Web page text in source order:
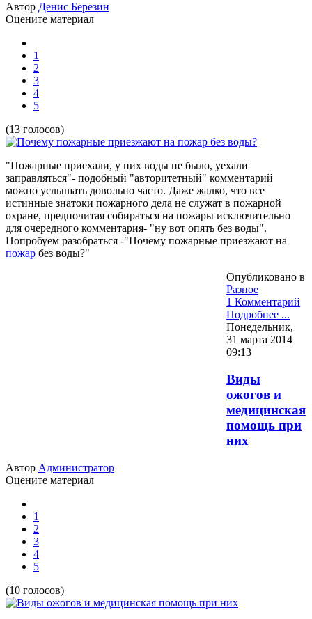
Автор Денис Березин
Оцените материал
1
2
3
4
5
(13 голосов)
"Пожарные приехали, у них воды не было, уехали
заправляться"- подобный "авторитетный" комментарий
можно услышать довольно часто. Даже жалко, что все
истинные знатоки пожарного дела не служат в пожарной
охране, предпочитая собираться на пожары исключительно
для очередного комментария- "ну вот опять без воды".
Попробуем разобраться -"Почему пожарные приезжают на
пожар без воды?"
Опубликовано в
Разное
1 Комментарий
Подробнее ...
Понедельник,
31 марта 2014
09:13
Виды
ожогов и
медицинская
помощь при
них
Автор Администратор
Оцените материал
1
2
3
4
5
(10 голосов)